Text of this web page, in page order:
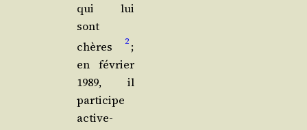
qui lui
sont
chères
2 ;
en février
1989, il
par­ti­cipe
acti­ve­